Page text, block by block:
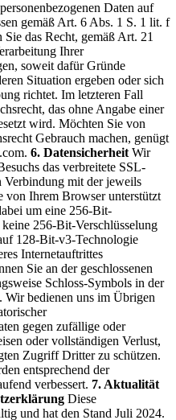
Daten auf
gemäß Art. 6 Abs. 1 S. 1 lit. f
das Recht, gemäß Art. 21
Ihrer
soweit dafür Gründe
Situation ergeben oder sich
richtet. Im letzteren Fall
das ohne Angabe einer
wird. Möchten Sie von
Gebrauch machen, genügt
. 6. Datensicherheit Wir
das verbreitete SSL-
Verbindung mit der jeweils
von Ihrem Browser unterstützt
um eine 256-Bit-
256-Bit-Verschlüsselung
128-Bit-v3-Technologie
Internetauftrittes
Sie an der geschlossenen
Schloss-Symbols in der
Wir bedienen uns im Übrigen
gegen zufällige oder
oder vollständigen Verlust,
Zugriff Dritter zu schützen.
entsprechend der
verbessert. 7. Aktualität
Diese
und hat den Stand Juli 2024.